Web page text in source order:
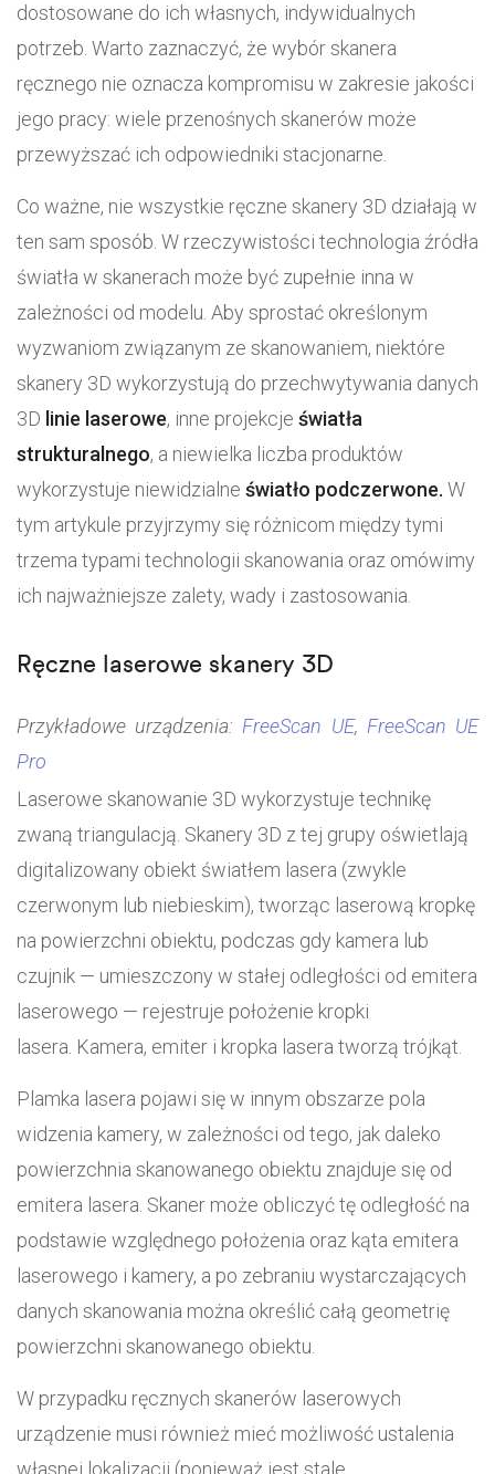
dostosowane do ich własnych, indywidualnych
potrzeb. Warto zaznaczyć, że wybór skanera
ręcznego nie oznacza kompromisu w zakresie jakości
jego pracy: wiele przenośnych skanerów może
przewyższać ich odpowiedniki stacjonarne.
Co ważne, nie wszystkie ręczne skanery 3D działają w
ten sam sposób. W rzeczywistości technologia źródła
światła w skanerach może być zupełnie inna w
zależności od modelu. Aby sprostać określonym
wyzwaniom związanym ze skanowaniem, niektóre
skanery 3D wykorzystują do przechwytywania danych
3D linie laserowe, inne projekcje światła
strukturalnego, a niewielka liczba produktów
wykorzystuje niewidzialne światło podczerwone. W
tym artykule przyjrzymy się różnicom między tymi
trzema typami technologii skanowania oraz omówimy
ich najważniejsze zalety, wady i zastosowania.
Ręczne laserowe skanery 3D
Przykładowe urządzenia: FreeScan UE, FreeScan UE
Pro
Laserowe skanowanie 3D wykorzystuje technikę
zwaną triangulacją. Skanery 3D z tej grupy oświetlają
digitalizowany obiekt światłem lasera (zwykle
czerwonym lub niebieskim), tworząc laserową kropkę
na powierzchni obiektu, podczas gdy kamera lub
czujnik — umieszczony w stałej odległości od emitera
laserowego — rejestruje położenie kropki
lasera. Kamera, emiter i kropka lasera tworzą trójkąt.
Plamka lasera pojawi się w innym obszarze pola
widzenia kamery, w zależności od tego, jak daleko
powierzchnia skanowanego obiektu znajduje się od
emitera lasera. Skaner może obliczyć tę odległość na
podstawie względnego położenia oraz kąta emitera
laserowego i kamery, a po zebraniu wystarczających
danych skanowania można określić całą geometrię
powierzchni skanowanego obiektu.
W przypadku ręcznych skanerów laserowych
urządzenie musi również mieć możliwość ustalenia